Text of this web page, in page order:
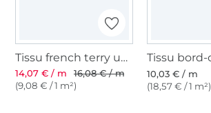
Tissu french terry uni, gris clair chiné
14,07 € / m
16,08 € / m
(9,08 € / 1 m²)
10,03 € / m
(18,57 € / 1 m²)